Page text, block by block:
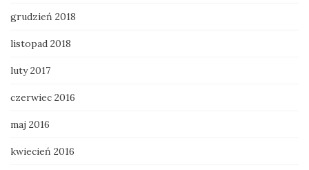
grudzień 2018
listopad 2018
luty 2017
czerwiec 2016
maj 2016
kwiecień 2016